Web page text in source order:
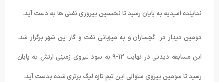
نماینده امیدیه به پایان رسید تا نخستین پیروزی نفتی ها به دست آید.
دومین دیدار در گچساران و به میزبانی نفت و گاز این شهر برگزار شد.
این مسابقه دیدنی در نهایت ۱۲-۹ به سود نیروی زمینی ارتش به پایان
رسید تا سومین پیروی متوالی این تیم تازه لیگ برتری شده بدست آید.